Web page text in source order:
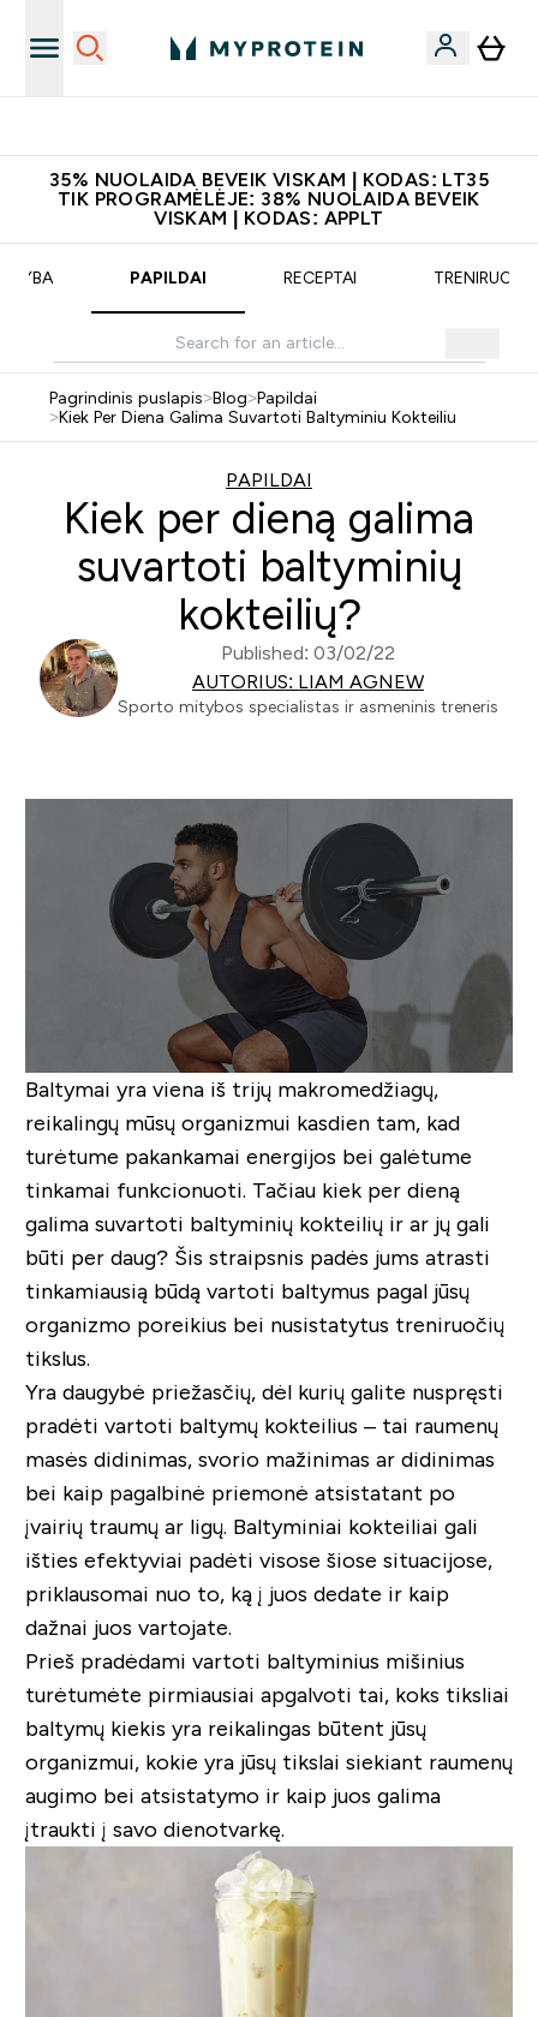
35% NUOLAIDA BEVEIK VISKAM | KODAS: LT35
TIK PROGRAMĖLĖJE: 38% NUOLAIDA BEVEIK
VISKAM | KODAS: APPLT
PAPILDAI RECEPTAI
Pagrindinis puslapis>Blog>Papildai
>Kiek Per Diena Galima Suvartoti Baltyminiu Kokteiliu
PAPILDAI
Kiek per dieną galima
suvartoti baltyminių
kokteilių?
Published: 03/02/22
AUTORIUS: LIAM AGNEW
Sporto mitybos specialistas ir asmeninis treneris
Baltymai yra viena iš trijų makromedžiagų,
reikalingų mūsų organizmui kasdien tam, kad
turėtume pakankamai energijos bei galėtume
tinkamai funkcionuoti. Tačiau kiek per dieną
galima suvartoti baltyminių kokteilių ir ar jų gali
būti per daug? Šis straipsnis padės jums atrasti
tinkamiausią būdą vartoti baltymus pagal jūsų
organizmo poreikius bei nusistatytus treniruočių
tikslus.
Yra daugybė priežasčių, dėl kurių galite nuspręsti
pradėti vartoti baltymų kokteilius – tai raumenų
masės didinimas, svorio mažinimas ar didinimas
bei kaip pagalbinė priemonė atsistatant po
įvairių traumų ar ligų. Baltyminiai kokteiliai gali
išties efektyviai padėti visose šiose situacijose,
priklausomai nuo to, ką į juos dedate ir kaip
dažnai juos vartojate.
Prieš pradėdami vartoti baltyminius mišinius
turėtumėte pirmiausiai apgalvoti tai, koks tiksliai
baltymų kiekis yra reikalingas būtent jūsų
organizmui, kokie yra jūsų tikslai siekiant raumenų
augimo bei atsistatymo ir kaip juos galima
įtraukti į savo dienotvarkę.